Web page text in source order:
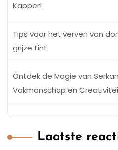
Kapper!
Tips voor het verven van
grijze tint
Ontdek de Magie van
Vakmanschap en
Laatste